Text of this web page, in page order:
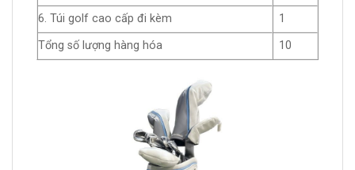
6. Túi golf cao cấp đi kèm
1
Tổng số lượng hàng hóa
10